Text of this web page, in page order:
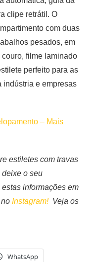
clipe retrátil. O
com duas
pesados, em
filme laminado
perfeito para as
indústria e empresas
– Mais
estiletes com travas
deixe o seu
informações em
Instagram!Veja os
WhatsApp